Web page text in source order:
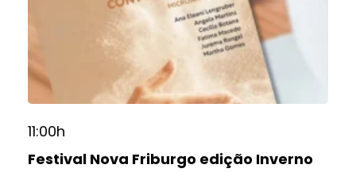
11:00h
Festival Nova Friburgo edição Inverno